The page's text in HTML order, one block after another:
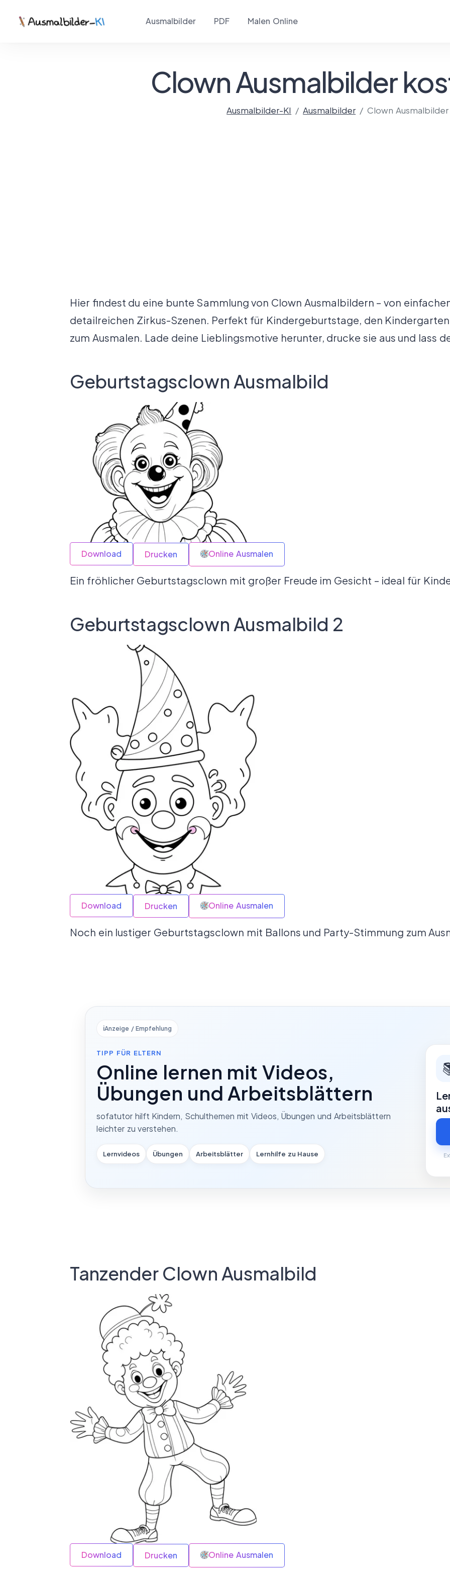
Ausmalbilder PDF Malen Online
Clown Ausmalbilder
Ausmalbilder-KI Ausmalbilder Clown Ausmalbilder
Hier findest du eine bunte Sammlung von Clown Ausmalbildern – von
detailreichen Zirkus-Szenen. Perfekt für Kindergeburtstage, den
zum Ausmalen. Lade deine Lieblingsmotive herunter, drucke sie aus und lass
Geburtstagsclown Ausmalbild
Download Drucken Online Ausmalen
Ein fröhlicher Geburtstagsclown mit großer Freude im Gesicht – ideal für
Geburtstagsclown Ausmalbild 2
Download Drucken Online Ausmalen
Noch ein lustiger Geburtstagsclown mit Ballons und Party-Stimmung zum
ℹ️Anzeige / Empfehlung
TIPP FÜR ELTERN
Online lernen mit Videos,
Übungen und Arbeitsblättern
sofatutor hilft Kindern, Schulthemen mit Videos, Übungen und Arbeitsblättern
leichter zu verstehen.
Lernvideos Übungen Arbeitsblätter Lernhilfe zu Hause
Tanzender Clown Ausmalbild
Download Drucken Online Ausmalen